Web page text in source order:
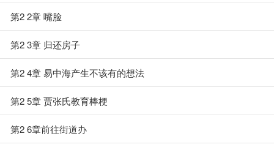
第2 2章 嘴脸
第2 3章 归还房子
第2 4章 易中海产生不该有的想法
第2 5章 贾张氏教育棒梗
第2 6章前往街道办